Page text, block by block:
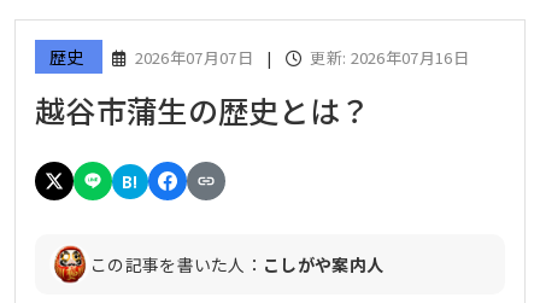
歴史 2026年07月07日 | 更新: 2026年07月16日
越谷市蒲生の歴史とは？
B!
この記事を書いた人： こしがや案内人